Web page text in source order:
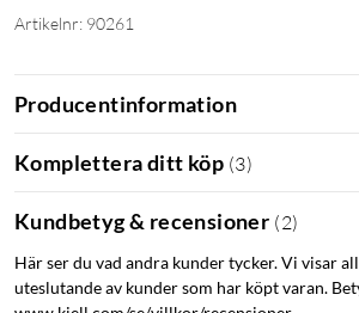
Artikelnr: 90261
Producentinformation
Komplettera ditt köp (3)
Kundbetyg & recensioner (2)
Här ser du vad andra kunder tycker. Vi visar
uteslutande av kunder som har köpt varan.